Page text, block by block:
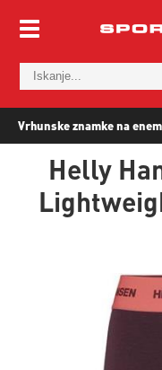
Vrhunske znamke na
Helly